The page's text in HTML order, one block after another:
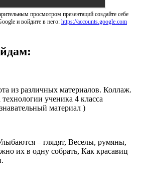
просмотром презентаций создайте себе
и войдите в него: https://accounts.google.com
из различных материалов. Коллаж.
ученика 4 класса
материал )
– глядят, Веселы, румяны,
их в одну собрать, Как красавиц